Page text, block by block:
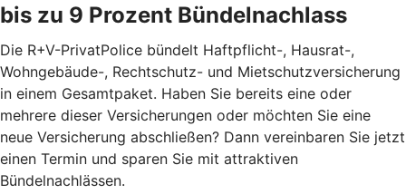
bis zu 9 Prozent Bündelnachlass
Die R+V-PrivatPolice bündelt Haftpflicht-, Hausrat-,
Wohngebäude-, Rechtschutz- und Mietschutzversicherung
in einem Gesamtpaket. Haben Sie bereits eine oder
mehrere dieser Versicherungen oder möchten Sie eine
neue Versicherung abschließen? Dann vereinbaren Sie jetzt
einen Termin und sparen Sie mit attraktiven
Bündelnachlässen.